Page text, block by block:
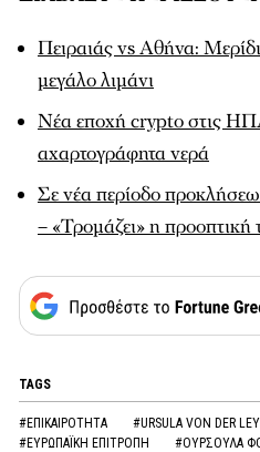
Πειραιάς vs Αθήνα:
μεγάλο λιμάνι
Νέα εποχή crypto στις
αχαρτογράφητα νερά
Σε νέα περίοδο
– «Τρομάζει» η
TAGS
#ΕΠΙΚΑΙΡΟΤΗΤΑ #URSULA VON DER
#ΕΥΡΩΠΑΪΚΗ ΕΠΙΤΡΟΠΗ
#ΟΥΡΣΟΥΛΑ